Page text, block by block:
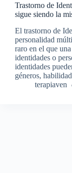
Trastorno de
sigue siendo la
El trastorno de
personalidad
raro en el que
identidades o
identidades
géneros,
terapiaven